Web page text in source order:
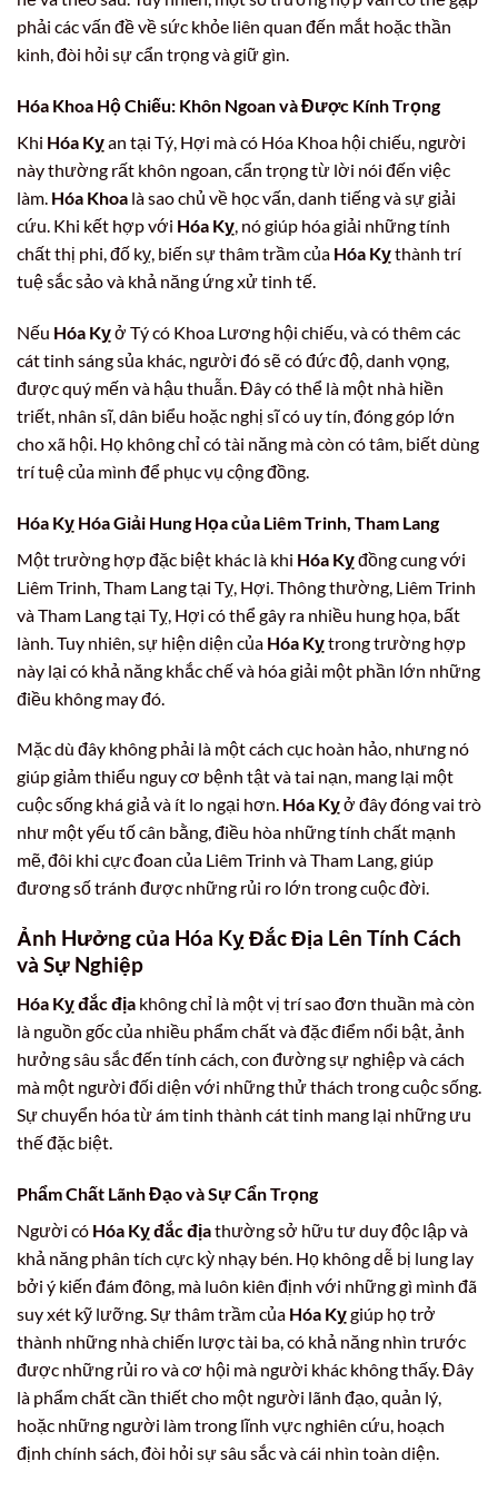
phải các vấn đề về sức khỏe liên quan đến mắt hoặc thần
kinh, đòi hỏi sự cẩn trọng và giữ gìn.
Hóa Khoa Hộ Chiếu: Khôn Ngoan và Được Kính Trọng
Khi Hóa Kỵan tại Tý, Hợi mà có Hóa Khoa hội chiếu, người
này thường rất khôn ngoan, cẩn trọng từ lời nói đến việc
làm. Hóa Khoa là sao chủ về học vấn, danh tiếng và sự giải
cứu. Khi kết hợp với Hóa Kỵ, nó giúp hóa giải những tính
chất thị phi, đố kỵ, biến sự thâm trầm của Hóa Kỵthành trí
tuệ sắc sảo và khả năng ứng xử tinh tế.
Nếu Hóa Kỵở Tý có Khoa Lương hội chiếu, và có thêm các
cát tinh sáng sủa khác, người đó sẽ có đức độ, danh vọng,
được quý mến và hậu thuẫn. Đây có thể là một nhà hiền
triết, nhân sĩ, dân biểu hoặc nghị sĩ có uy tín, đóng góp lớn
cho xã hội. Họ không chỉ có tài năng mà còn có tâm, biết dùng
trí tuệ của mình để phục vụ cộng đồng.
Hóa Kỵ Hóa Giải Hung Họa của Liêm Trinh, Tham Lang
Một trường hợp đặc biệt khác là khi Hóa Kỵđồng cung với
Liêm Trinh, Tham Lang tại Tỵ, Hợi. Thông thường, Liêm Trinh
và Tham Lang tại Tỵ, Hợi có thể gây ra nhiều hung họa, bất
lành. Tuy nhiên, sự hiện diện của Hóa Kỵtrong trường hợp
này lại có khả năng khắc chế và hóa giải một phần lớn những
điều không may đó.
Mặc dù đây không phải là một cách cục hoàn hảo, nhưng nó
giúp giảm thiểu nguy cơ bệnh tật và tai nạn, mang lại một
cuộc sống khá giả và ít lo ngại hơn. Hóa Kỵở đây đóng vai trò
như một yếu tố cân bằng, điều hòa những tính chất mạnh
mẽ, đôi khi cực đoan của Liêm Trinh và Tham Lang, giúp
đương số tránh được những rủi ro lớn trong cuộc đời.
Ảnh Hưởng của Hóa Kỵ Đắc Địa Lên Tính Cách
và Sự Nghiệp
Hóa Kỵ đắc địa không chỉ là một vị trí sao đơn thuần mà còn
là nguồn gốc của nhiều phẩm chất và đặc điểm nổi bật, ảnh
hưởng sâu sắc đến tính cách, con đường sự nghiệp và cách
mà một người đối diện với những thử thách trong cuộc sống.
Sự chuyển hóa từ ám tinh thành cát tinh mang lại những ưu
thế đặc biệt.
Phẩm Chất Lãnh Đạo và Sự Cẩn Trọng
Người có Hóa Kỵ đắc địathường sở hữu tư duy độc lập và
khả năng phân tích cực kỳ nhạy bén. Họ không dễ bị lung lay
bởi ý kiến đám đông, mà luôn kiên định với những gì mình đã
suy xét kỹ lưỡng. Sự thâm trầm của Hóa Kỵgiúp họ trở
thành những nhà chiến lược tài ba, có khả năng nhìn trước
được những rủi ro và cơ hội mà người khác không thấy. Đây
là phẩm chất cần thiết cho một người lãnh đạo, quản lý,
hoặc những người làm trong lĩnh vực nghiên cứu, hoạch
định chính sách, đòi hỏi sự sâu sắc và cái nhìn toàn diện.